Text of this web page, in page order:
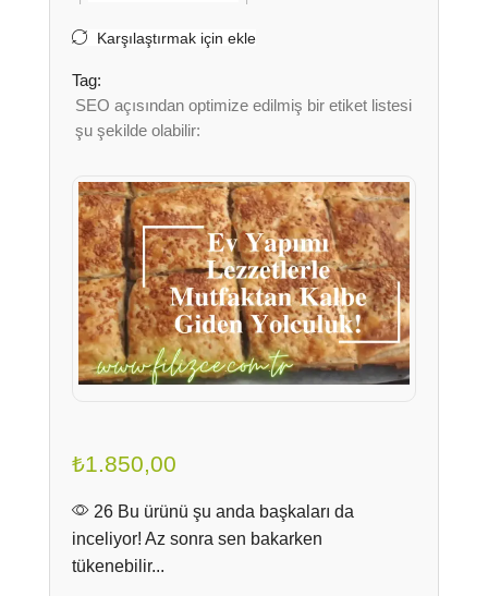
Karşılaştırmak için ekle
Tag:
SEO açısından optimize edilmiş bir etiket listesi
şu şekilde olabilir:
₺1.850,00
26 Bu ürünü şu anda başkaları da
inceliyor! Az sonra sen bakarken
tükenebilir...